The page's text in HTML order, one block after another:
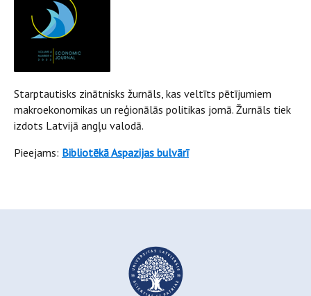
Starptautisks zinātnisks žurnāls, kas veltīts pētījumiem
makroekonomikas un reģionālās politikas jomā. Žurnāls tiek
izdots Latvijā angļu valodā.
Pieejams: Bibliotēkā Aspazijas bulvārī